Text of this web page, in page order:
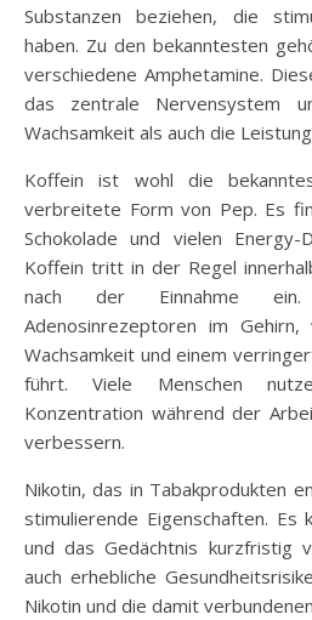
Substanzen beziehen, die
haben. Zu den bekanntesten
verschiedene Amphetamine.
das zentrale Nervensystem
Wachsamkeit als auch die
Koffein ist wohl die
verbreitete Form von Pep. Es
Schokolade und vielen Energy-
Koffein tritt in der Regel
nach der Einnahme
Adenosinrezeptoren im
Wachsamkeit und einem
führt. Viele Menschen
Konzentration während der
verbessern.
Nikotin, das in Tabakprodukten
stimulierende Eigenschaften. Es
und das Gedächtnis kurzfristig
auch erhebliche
Nikotin und die damit